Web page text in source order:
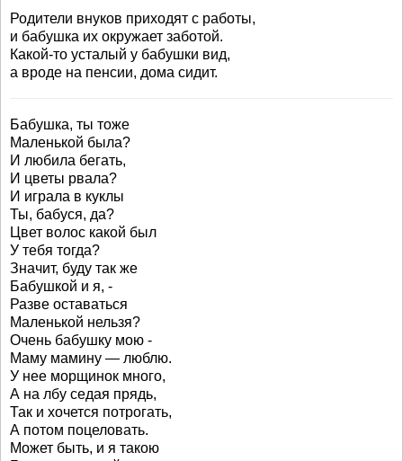
Родители внуков приходят с работы,
и бабушка их окружает заботой.
Какой-то усталый у бабушки вид,
а вроде на пенсии, дома сидит.
Бабушка, ты тоже
Маленькой была?
И любила бегать,
И цветы рвала?
И играла в куклы
Ты, бабуся, да?
Цвет волос какой был
У тебя тогда?
Значит, буду так же
Бабушкой и я, -
Разве оставаться
Маленькой нельзя?
Очень бабушку мою -
Маму мамину — люблю.
У нее морщинок много,
А на лбу седая прядь,
Так и хочется потрогать,
А потом поцеловать.
Может быть, и я такою